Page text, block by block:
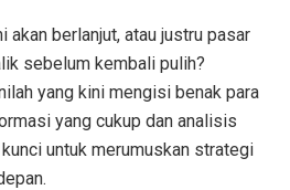
akan berlanjut, atau justru pasar
sebelum kembali pulih?
yang kini mengisi benak para
yang cukup dan analisis
untuk merumuskan strategi